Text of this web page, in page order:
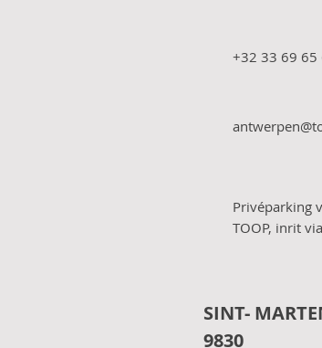
+32 33 69 65
Privéparking
TOOP, inrit
SINT-
9830